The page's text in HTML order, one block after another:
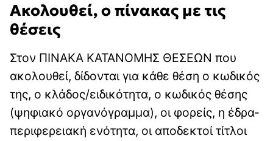
Ακολουθεί, ο πίνακας με τις
θέσεις
Στον ΠΙΝΑΚΑ ΚΑΤΑΝΟΜΗΣ ΘΕΣΕΩΝ που
ακολουθεί, δίδονται για κάθε θέση ο κωδικός
της, ο κλάδος/ειδικότητα, ο κωδικός θέσης
(ψηφιακό οργανόγραμμα), οι φορείς, η έδρα-
περιφερειακή ενότητα, οι αποδεκτοί τίτλοι